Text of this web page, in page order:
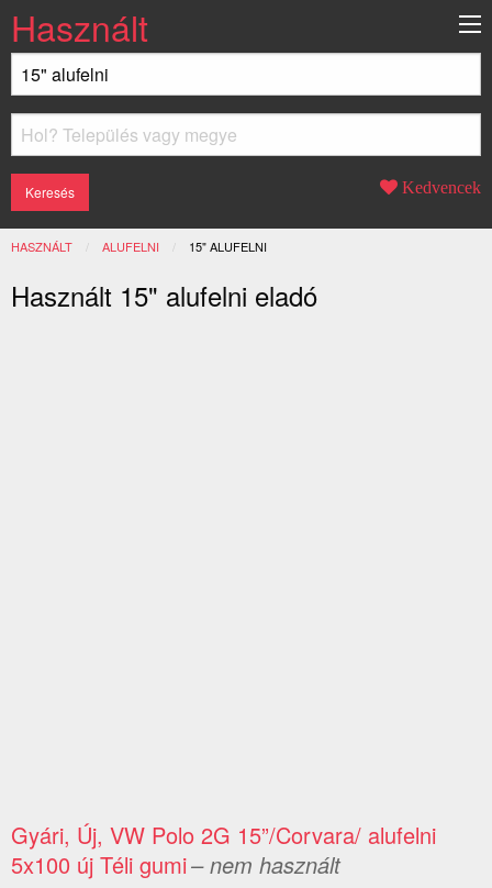
Használt
Kedvencek
HASZNÁLT ALUFELNI JELENLEGI:
15" ALUFELNI
Használt 15" alufelni eladó
Gyári, Új, VW Polo 2G 15”/Corvara/ alufelni
5x100 új Téli gumi– nem használt